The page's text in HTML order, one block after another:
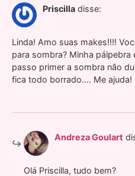
Priscilla disse:
Linda! Amo suas makes!!!!
para sombra? Minha pálpebra
passo primer a sombra não
fica todo borrado…. Me ajuda!
Andreza Goulart
Olá Priscilla, tudo bem?